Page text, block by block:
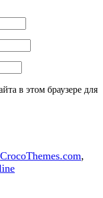
в этом браузере для
CrocoThemes.com,